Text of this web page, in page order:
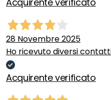
28 Novembre 2025
Ho ricevuto diversi
Acquirente verificato